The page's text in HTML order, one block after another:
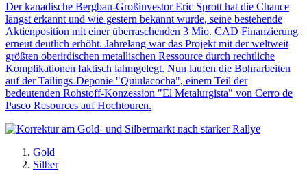
Der kanadische Bergbau-Großinvestor Eric Sprott hat die Chance
längst erkannt und wie gestern bekannt wurde, seine bestehende
Aktienposition mit einer überraschenden 3 Mio. CAD Finanzierung
erneut deutlich erhöht. Jahrelang war das Projekt mit der weltweit
größten oberirdischen metallischen Ressource durch rechtliche
Komplikationen faktisch lahmgelegt. Nun laufen die Bohrarbeiten
auf der Tailings-Deponie "Quiulacocha", einem Teil der
bedeutenden Rohstoff-Konzession "El Metalurgista" von Cerro de
Pasco Resources auf Hochtouren.
Gold
Silber